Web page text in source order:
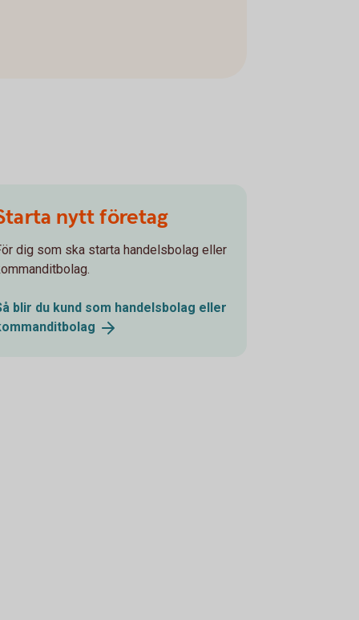
nytt företag
dig som ska starta handelsbolag eller
blir du kund som handelsbolag eller